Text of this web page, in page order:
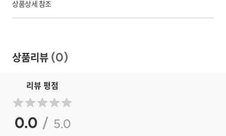
상품상세 참조
상품리뷰 (0)
리뷰 평점
0.0 / 5.0